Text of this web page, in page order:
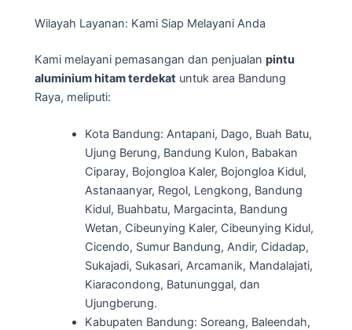
Wilayah Layanan: Kami Siap Melayani Anda
Kami melayani pemasangan dan penjualan pintu
aluminium hitam terdekat untuk area Bandung
Raya, meliputi:
Kota Bandung: Antapani, Dago, Buah Batu,
Ujung Berung, Bandung Kulon, Babakan
Ciparay, Bojongloa Kaler, Bojongloa Kidul,
Astanaanyar, Regol, Lengkong, Bandung
Kidul, Buahbatu, Margacinta, Bandung
Wetan, Cibeunying Kaler, Cibeunying Kidul,
Cicendo, Sumur Bandung, Andir, Cidadap,
Sukajadi, Sukasari, Arcamanik, Mandalajati,
Kiaracondong, Batununggal, dan
Ujungberung.
Kabupaten Bandung: Soreang, Baleendah,